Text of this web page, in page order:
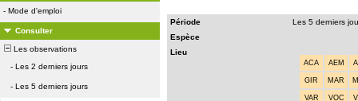
- Mode d'emploi
Consulter
Les observations
- Les 2 derniers jours
- Les 5 derniers jours
Période
Les 5 derniers
Espèce
Lieu
ACA AEM
GIR MAR
VAR VOC